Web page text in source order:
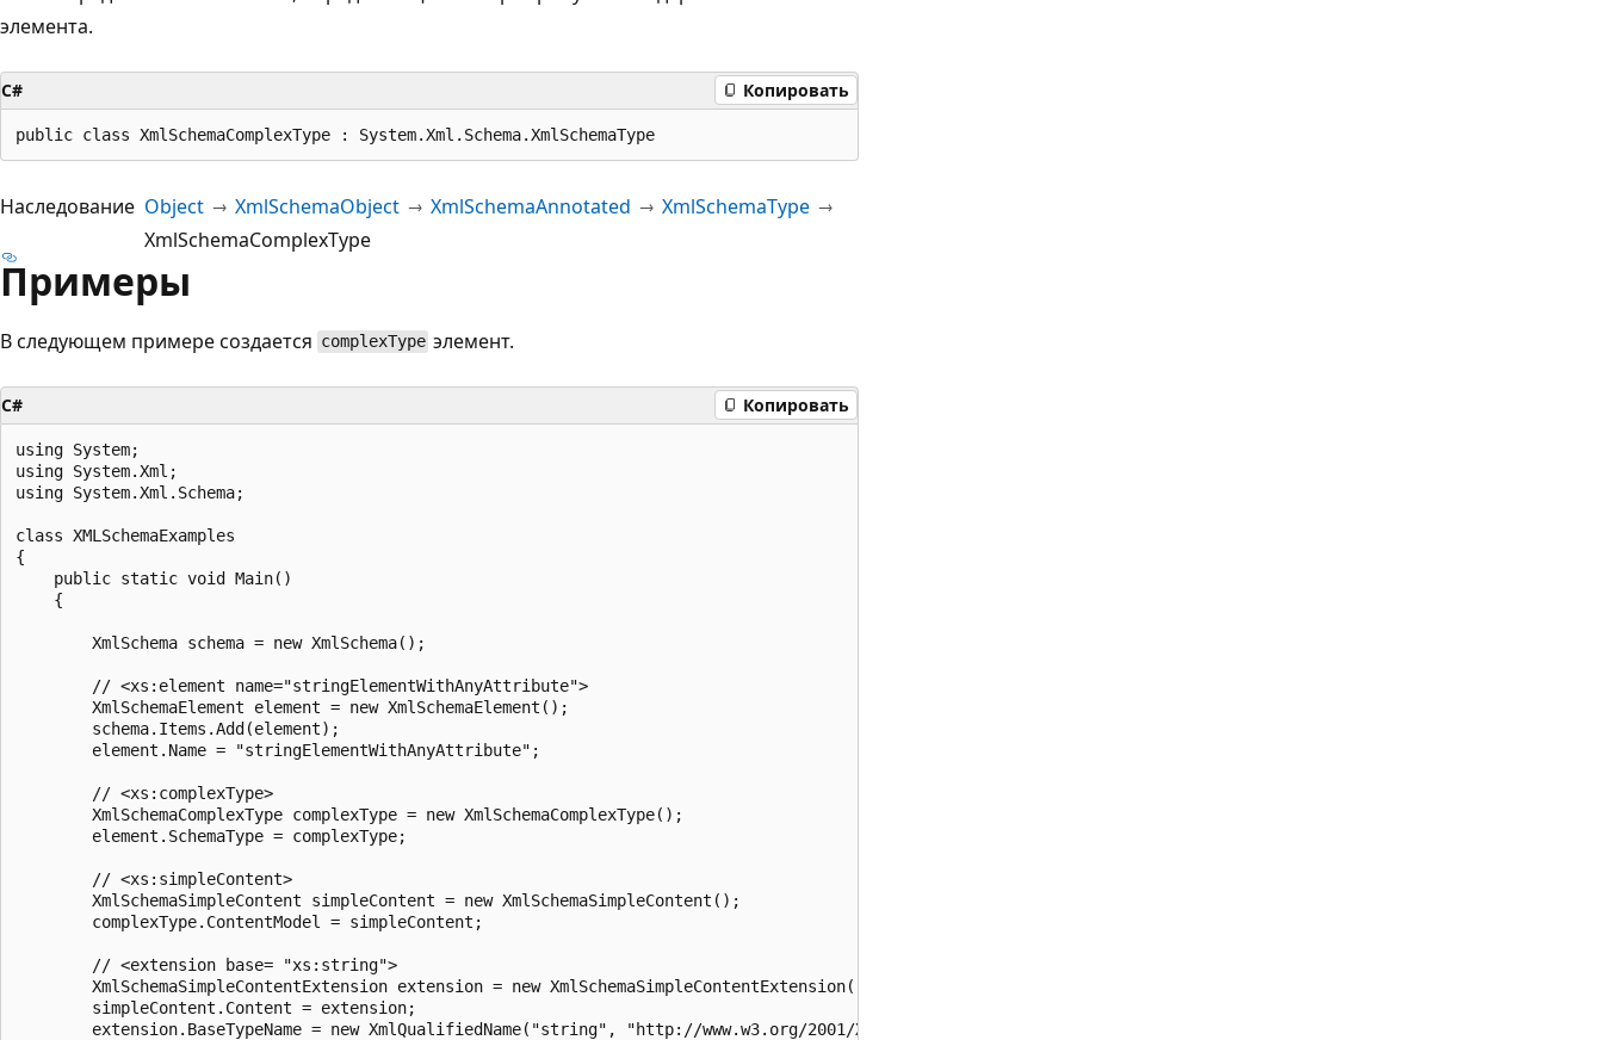
элемента.
C# Копировать
public class XmlSchemaComplexType : System.Xml.Schema.XmlSchemaType
Наследование Object XmlSchemaObject XmlSchemaAnnotated
XmlSchemaType
XmlSchemaComplexType
Примеры
В следующем примере создается complexType элемент.
C# Копировать
using System;
using System.Xml;
using System.Xml.Schema;
class XMLSchemaExamples
{
    public static void Main()
    {
        XmlSchema schema = new XmlSchema();
        // <xs:element name="stringElementWithAnyAttribute">
        XmlSchemaElement element = new XmlSchemaElement();
        schema.Items.Add(element);
        element.Name = "stringElementWithAnyAttribute";
        // <xs:complexType>
        XmlSchemaComplexType complexType = new XmlSchemaComplexType();
        element.SchemaType = complexType;
        // <xs:simpleContent>
        XmlSchemaSimpleContent simpleContent = new XmlSchemaSimpleContent();
        complexType.ContentModel = simpleContent;
        // <extension base= "xs:string">
        XmlSchemaSimpleContentExtension extension = new XmlSchemaSimpleContentExtension();
        simpleContent.Content = extension;
        extension.BaseTypeName = new XmlQualifiedName("string", "http://www.w3.org/2001/XMLSchema");